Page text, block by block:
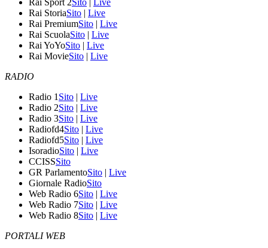
Rai Sport 2Sito | Live
Rai StoriaSito | Live
Rai PremiumSito | Live
Rai ScuolaSito | Live
Rai YoYoSito | Live
Rai MovieSito | Live
RADIO
Radio 1 Sito | Live
Radio 2Sito | Live
Radio 3Sito | Live
Radiofd4Sito | Live
Radiofd5Sito | Live
IsoradioSito | Live
CCISSSito
GR ParlamentoSito | Live
Giornale RadioSito
Web Radio 6Sito | Live
Web Radio 7Sito | Live
Web Radio 8Sito | Live
PORTALI WEB